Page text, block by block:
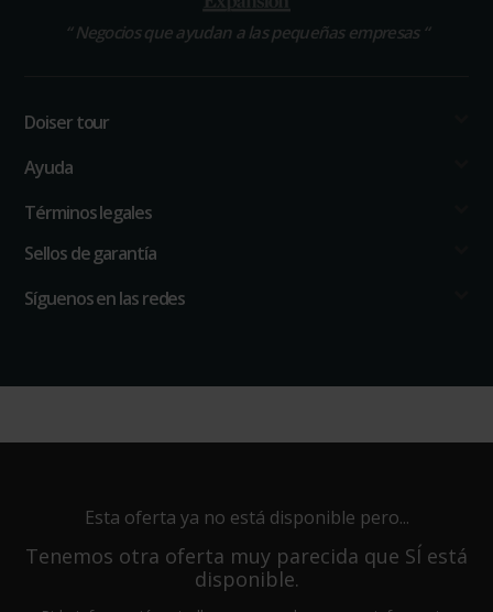
“Negocios que ayudan a las pequeñas empresas “
Doiser tour
Ayuda
Términos legales
Sellos de garantía
Síguenos en las redes
Esta oferta ya no está disponible pero...
Tenemos otra oferta muy parecida que SÍ está
disponible.